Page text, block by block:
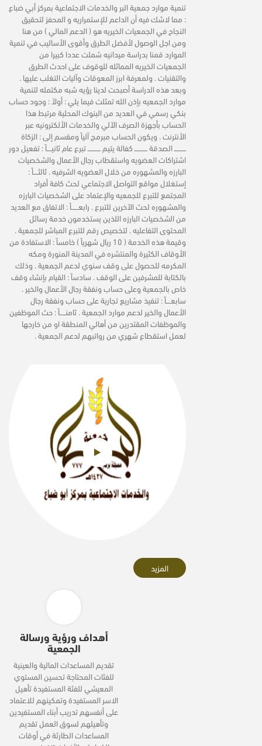
تنمية موارد جمعية البر والخدمات الاجتماعية بمركز أبي ضباع
: مما لاشك فيه أن الداعم للإستمراريه و المحفز لتحقيق
النجاح في الجمعيات الخيريه هو ( الدعم المالي ) من هنا
ومن اجل الوصول لأفضل الطرق وأقوى الأساليب في تنمية
الموارد قمنا بدراسة ميدانيه شملت عددا كبيرا من
الجمعيات الخيريه المماثله للوقوف على احدث الطرق
والتقنيات . ولمعرفة ابرز المعوقات وآليات التغلب عليها .
وبعد هذه الدراسة أصبحت لدينا رؤيه شبه مكتمله لتنمية
موارد الجمعيه بإذن الله تمثلت فيما يلي : أولاً : وجود حساب
بنكي رسمي في العديد من البنوك المحلية مرتبط هذا
الحساب بأجهزة الصرف الآلي والخدمات الألكترونيه عبر
الأنترنت . ويكون الحساب مبرمج آلياً ومقسم إلى : الزكاة
ــــــــــ الصدقة ـــــــــــ كفالة يتيم ـــــــــــ تبرع عام ثانيــــاً : تفعيل دور
اشتراكات العضويه واستقطاب رجال الأعمال والشخصيات
البارزه والمشهوره من خلال العضويه الشرفيه . ثالثــــاً :
إستغلال مواقع التواصل الاجتماعي لحث كافة أفراد
المجتمع للتبرع للجمعيه والإعتماد على الشخصيات البارزه
والمشهوره لحث الآخرين للتبرع . رابعــــــاً : الاتفاق مع العديد
من الشخصيات البارزه اللذين يستخدمون خدمة رسائل
المحتوى التفاعليه . لتخصيص رقم للتبرع المباشر للجمعية .
وقيمة هذه الخدمة ( 10 ريال شهرياً ) خامساً : الاستفادة من
الأوقاف الكثيرة والمنتشره في المدينة المنورة ومكه
المكرمه للحصول على وقف سنوي لدعم الجمعية . وذلك
بالكتابة للمشرفين على الوقف . سادساً : القيام بإنشاء وقف
خاص بالجمعية وعلى حساب ونفقة رجال الأعمال والخير .
سابعــــاً : تنفيذ مشاريع تجارية على حساب ونفقة رجال
الأعمال والخير لدعم موارد الجمعية . ثامنـــــاً : حث الموظفين
والموظفات المقتدرين من أهالي المنطقة او من خارجها
لعمل استقطاع شهري من رواتبهم لدعم الجمعية .
المزيد
أهداف ورؤية ورسالة
الجمعية
تقديم المساعدات المالية والعينية
للفئات المحتاجة تحسين المستوي
المعيشي للفئة المستفيدة تأهيل
الاسر المستفيدة وتمكينهم للاعتماد
على أنفسهم تدريب أبناء المستفيدين
وتأهيلهم لسوق العمل تقديم
المساعدات الطارئة في أوقات